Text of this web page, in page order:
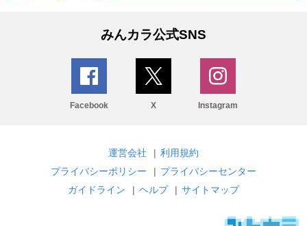
みんカラ公式SNS
Facebook X Instagram
運営会社 | 利用規約
プライバシーポリシー
| プライバシーセンター
ガイドライン
| ヘルプ | サイトマップ